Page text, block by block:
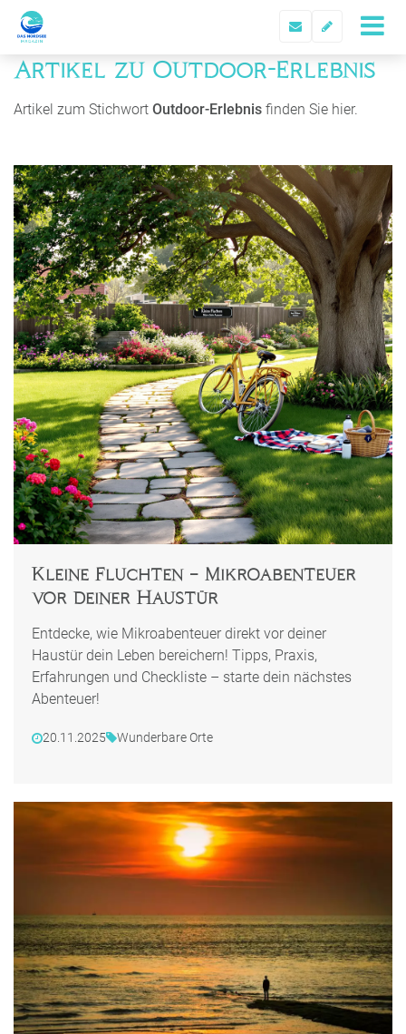
Artikel zu Outdoor-Erlebnis
Artikel zum Stichwort Outdoor-Erlebnis finden Sie hier.
Kleine Fluchten – Mikroabenteuer
vor deiner Haustür
Entdecke, wie Mikroabenteuer direkt vor deiner
Haustür dein Leben bereichern! Tipps, Praxis,
Erfahrungen und Checkliste – starte dein nächstes
Abenteuer!
20.11.2025 Wunderbare Orte